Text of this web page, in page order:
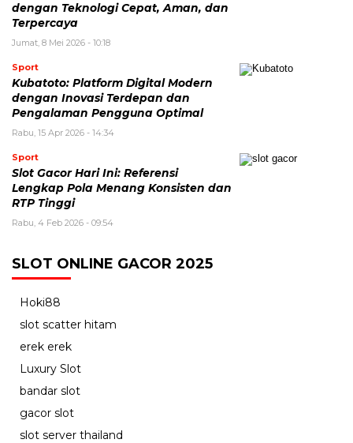
dengan Teknologi Cepat, Aman, dan
Terpercaya
Jumat, 8 Mei 2026 - 10:18
Sport
Kubatoto: Platform Digital Modern
dengan Inovasi Terdepan dan
Pengalaman Pengguna Optimal
Rabu, 15 Apr 2026 - 14:34
Sport
Slot Gacor Hari Ini: Referensi
Lengkap Pola Menang Konsisten dan
RTP Tinggi
Rabu, 4 Feb 2026 - 09:54
SLOT ONLINE GACOR 2025
Hoki88
slot scatter hitam
erek erek
Luxury Slot
bandar slot
gacor slot
slot server thailand